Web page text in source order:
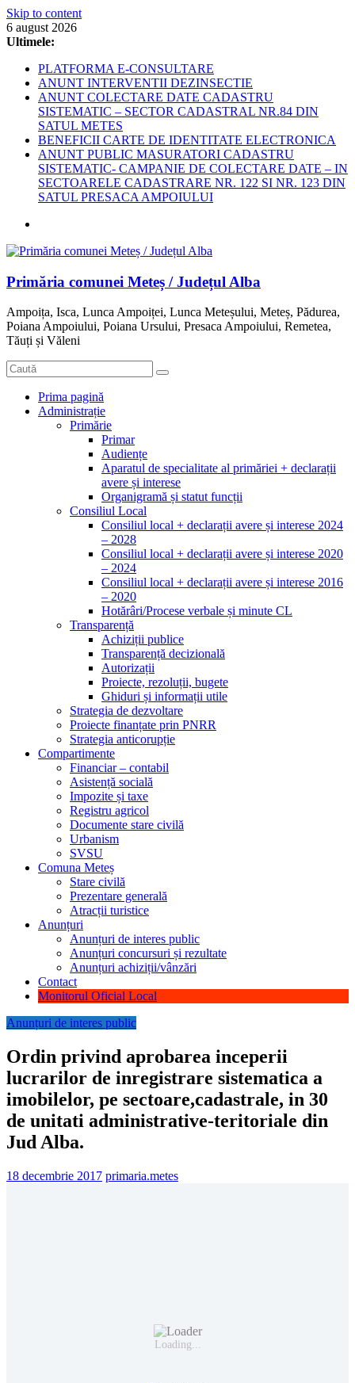
Skip to content
6 august 2026
Ultimele:
PLATFORMA E-CONSULTARE
ANUNT INTERVENTII DEZINSECTIE
ANUNT COLECTARE DATE CADASTRU
SISTEMATIC – SECTOR CADASTRAL NR.84 DIN
SATUL METES
BENEFICII CARTE DE IDENTITATE ELECTRONICA
ANUNT PUBLIC MASURATORI CADASTRU
SISTEMATIC- CAMPANIE DE COLECTARE DATE – IN
SECTOARELE CADASTRARE NR. 122 SI NR. 123 DIN
SATUL PRESACA AMPOIULUI
Primăria comunei Meteș / Județul Alba
Ampoița, Isca, Lunca Ampoiței, Lunca Meteșului, Meteș, Pădurea,
Poiana Ampoiului, Poiana Ursului, Presaca Ampoiului, Remetea,
Tăuți și Văleni
Prima pagină
Administrație
Primărie
Primar
Audiențe
Aparatul de specialitate al primăriei + declarații
avere și interese
Organigramă și statut funcții
Consiliul Local
Consiliul local + declarații avere și interese 2024
– 2028
Consiliul local + declarații avere și interese 2020
– 2024
Consiliul local + declarații avere și interese 2016
– 2020
Hotărâri/Procese verbale și minute CL
Transparență
Achiziții publice
Transparență decizională
Autorizații
Proiecte, rezoluții, bugete
Ghiduri și informații utile
Strategia de dezvoltare
Proiecte finanțate prin PNRR
Strategia anticorupție
Compartimente
Financiar – contabil
Asistență socială
Impozite și taxe
Registru agricol
Documente stare civilă
Urbanism
SVSU
Comuna Meteș
Stare civilă
Prezentare generală
Atracții turistice
Anunțuri
Anunțuri de interes public
Anunțuri concursuri și rezultate
Anunțuri achiziții/vânzări
Contact
Monitorul Oficial Local
Anunțuri de interes public
Ordin privind aprobarea inceperii
lucrarilor de inregistrare sistematica a
imobilelor, pe sectoare,cadastrale, in 30
de unitati administrative-teritoriale din
Jud Alba.
18 decembrie 2017 primaria.metes
Loading...